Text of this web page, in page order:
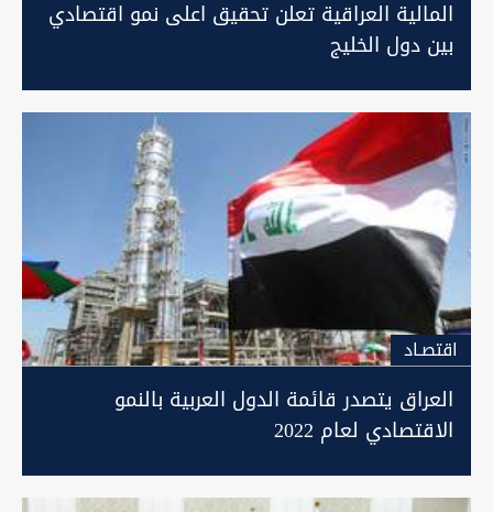
المالية العراقية تعلن تحقيق اعلى نمو اقتصادي
بين دول الخليج
اقتصـاد
العراق يتصدر قائمة الدول العربية بالنمو
الاقتصادي لعام 2022